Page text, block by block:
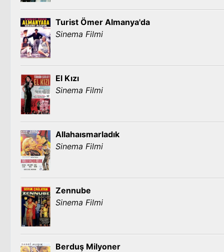
Turist Ömer Almanya'da
Sinema Filmi
El Kızı
Sinema Filmi
Allahaısmarladık
Sinema Filmi
Zennube
Sinema Filmi
Berduş Milyoner